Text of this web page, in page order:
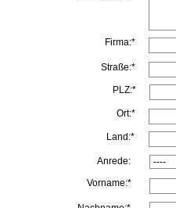
Firma:*
Straße:*
PLZ:*
Ort:*
Land:*
Vorname:*
Anrede: